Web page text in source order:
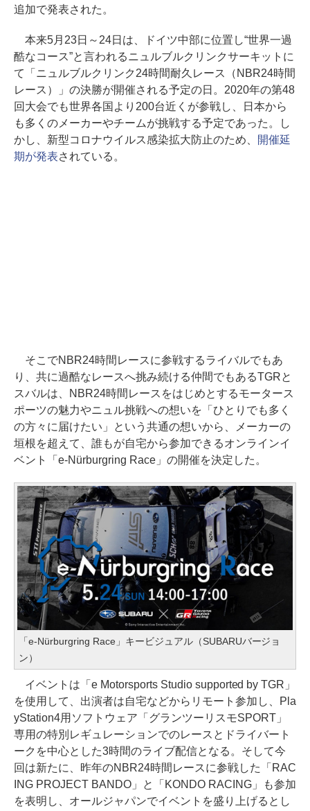
追加で発表された。
本来5月23日～24日は、ドイツ中部に位置し“世界一過
酷なコース”と言われるニュルブルクリンクサーキットに
て「ニュルブルクリンク24時間耐久レース（NBR24時間
レース）」の決勝が開催される予定の日。2020年の第48
回大会でも世界各国より200台近くが参戦し、日本から
も多くのメーカーやチームが挑戦する予定であった。し
かし、新型コロナウイルス感染拡大防止のため、
開催延
期が発表されている。
そこでNBR24時間レースに参戦するライバルでもあ
り、共に過酷なレースへ挑み続ける仲間でもあるTGRと
スバルは、NBR24時間レースをはじめとするモータース
ポーツの魅力やニュル挑戦への想いを「ひとりでも多く
の方々に届けたい」という共通の想いから、メーカーの
垣根を超えて、誰もが自宅から参加できるオンラインイ
ベント「e-Nürburgring Race」の開催を決定した。
「e-Nürburgring Race」キービジュアル（SUBARUバージョ
ン）
イベントは「e Motorsports Studio supported by TGR」
を使用して、出演者は自宅などからリモート参加し、Pla
yStation4用ソフトウェア「グランツーリスモSPORT」
専用の特別レギュレーションでのレースとドライバート
ークを中心とした3時間のライブ配信となる。そして今
回は新たに、昨年のNBR24時間レースに参戦した「RAC
ING PROJECT BANDO」と「KONDO RACING」も参加
を表明し、オールジャパンでイベントを盛り上げるとし